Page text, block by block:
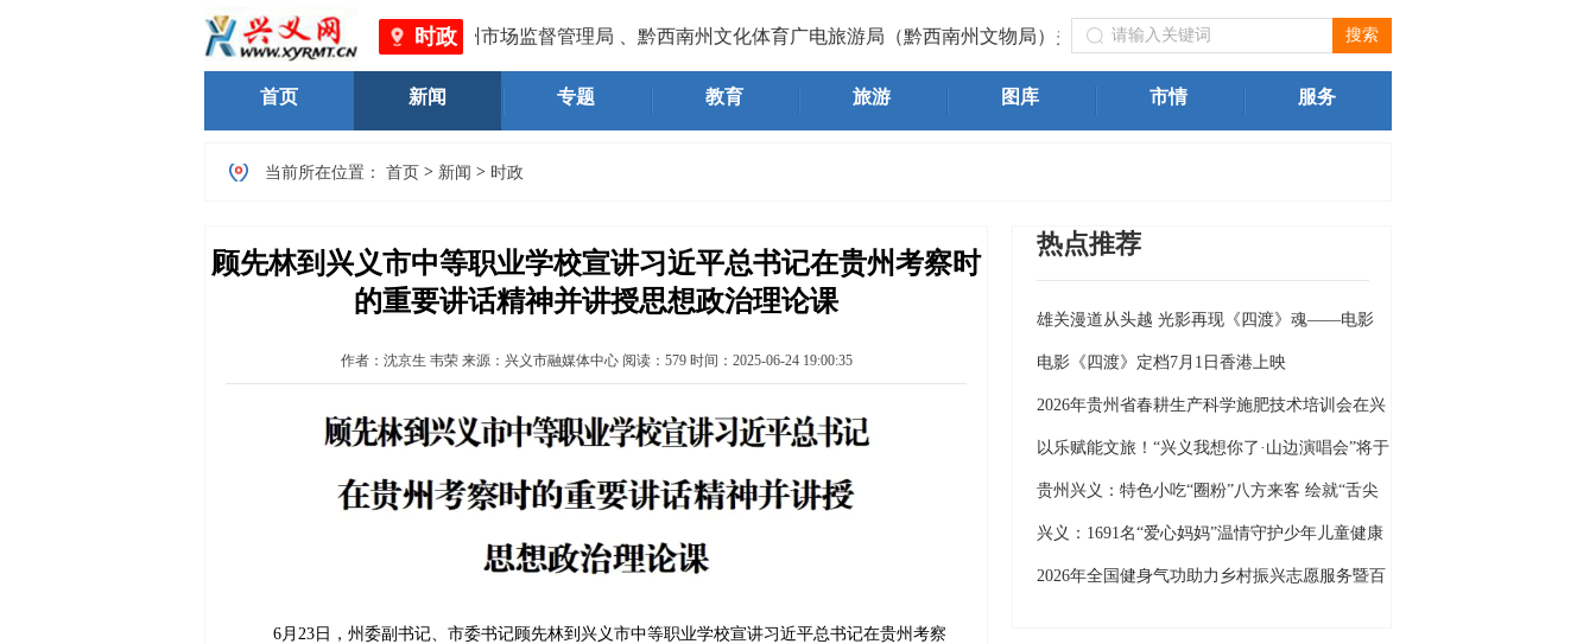
时政
黔西南州市场监督管理局 、黔西南州文化体育广电旅游局（黔西南州文物局）关于进一步规范我州旅游市场价格行为的提醒告诫函
首页 新闻 专题 教育 旅游 图库 市情 服务
当前所在位置： 首页 > 新闻 > 时政
顾先林到兴义市中等职业学校宣讲习近平总书记在贵州考察时
的重要讲话精神并讲授思想政治理论课
作者： 沈京生 韦荣 来源：兴义市融媒体中心 阅读： 579 时间： 2025-06-24 19:00:35
6月23日，州委副书记、市委书记顾先林到兴义市中等职业学校宣讲习近平总书记在贵州考察
热点推荐
雄关漫道从头越 光影再现《四渡》魂——电影
《四渡》定档6月26日
电影《四渡》定档7月1日香港上映
2026年贵州省春耕生产科学施肥技术培训会在兴
义举行
以乐赋能文旅！“兴义我想你了·山边演唱会”将于
7月18日燃情开唱
贵州兴义：特色小吃“圈粉”八方来客 绘就“舌尖
上的旅居”新画卷
兴义：1691名“爱心妈妈”温情守护少年儿童健康
成长
2026年全国健身气功助力乡村振兴志愿服务暨百